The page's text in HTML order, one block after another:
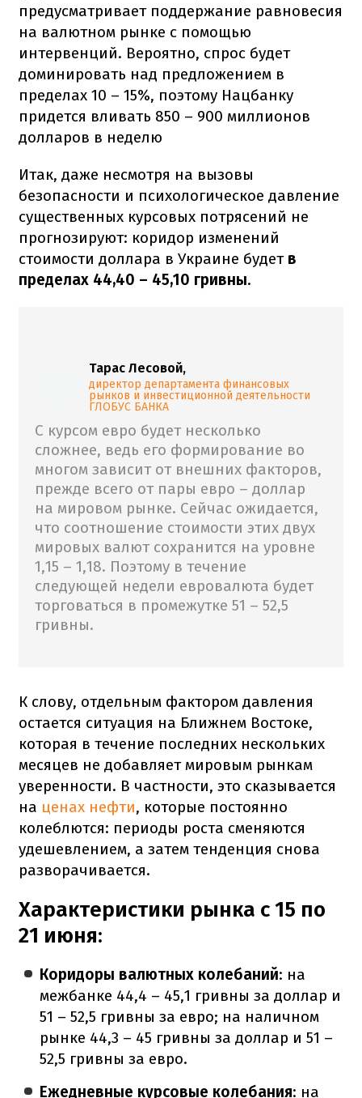
предусматривает поддержание равновесия
на валютном рынке с помощью
интервенций. Вероятно, спрос будет
доминировать над предложением в
пределах 10 – 15%, поэтому Нацбанку
придется вливать 850 – 900 миллионов
долларов в неделю
Итак, даже несмотря на вызовы
безопасности и психологическое давление
существенных курсовых потрясений не
прогнозируют: коридор изменений
стоимости доллара в Украине будет в
пределах 44,40 – 45,10 гривны.
Тарас Лесовой,
директор департамента финансовых
рынков и инвестиционной деятельности
ГЛОБУС БАНКА
С курсом евро будет несколько
сложнее, ведь его формирование во
многом зависит от внешних факторов,
прежде всего от пары евро – доллар
на мировом рынке. Сейчас ожидается,
что соотношение стоимости этих двух
мировых валют сохранится на уровне
1,15 – 1,18. Поэтому в течение
следующей недели евровалюта будет
торговаться в промежутке 51 – 52,5
гривны.
К слову, отдельным фактором давления
остается ситуация на Ближнем Востоке,
которая в течение последних нескольких
месяцев не добавляет мировым рынкам
уверенности. В частности, это сказывается
на ценах нефти, которые постоянно
колеблются: периоды роста сменяются
удешевлением, а затем тенденция снова
разворачивается.
Характеристики рынка с 15 по
21 июня:
Коридоры валютных колебаний: на
межбанке 44,4 – 45,1 гривны за доллар и
51 – 52,5 гривны за евро; на наличном
рынке 44,3 – 45 гривны за доллар и 51 –
52,5 гривны за евро.
Ежедневные курсовые колебания: на